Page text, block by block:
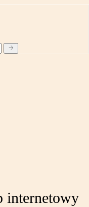
internetowy